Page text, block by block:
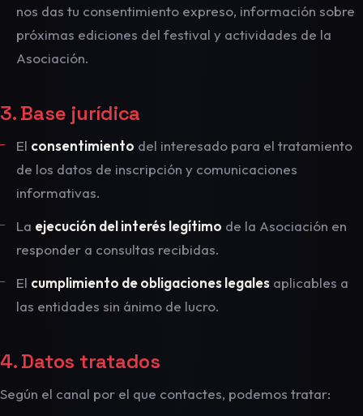
nos das tu consentimiento expreso, información sobre
próximas ediciones del festival y actividades de la
Asociación.
3. Base jurídica
El consentimiento del interesado para el tratamiento
de los datos de inscripción y comunicaciones
informativas.
La ejecución del interés legítimo de la Asociación en
responder a consultas recibidas.
El cumplimiento de obligaciones legales aplicables a
las entidades sin ánimo de lucro.
4. Datos tratados
Según el canal por el que contactes, podemos tratar: